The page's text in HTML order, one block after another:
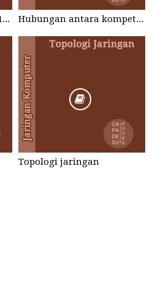
Format Label Undangan 121 Word dan Excel Hubungan antara kompetensi perawat dengan penerapan patients safety
Topologi jaringan